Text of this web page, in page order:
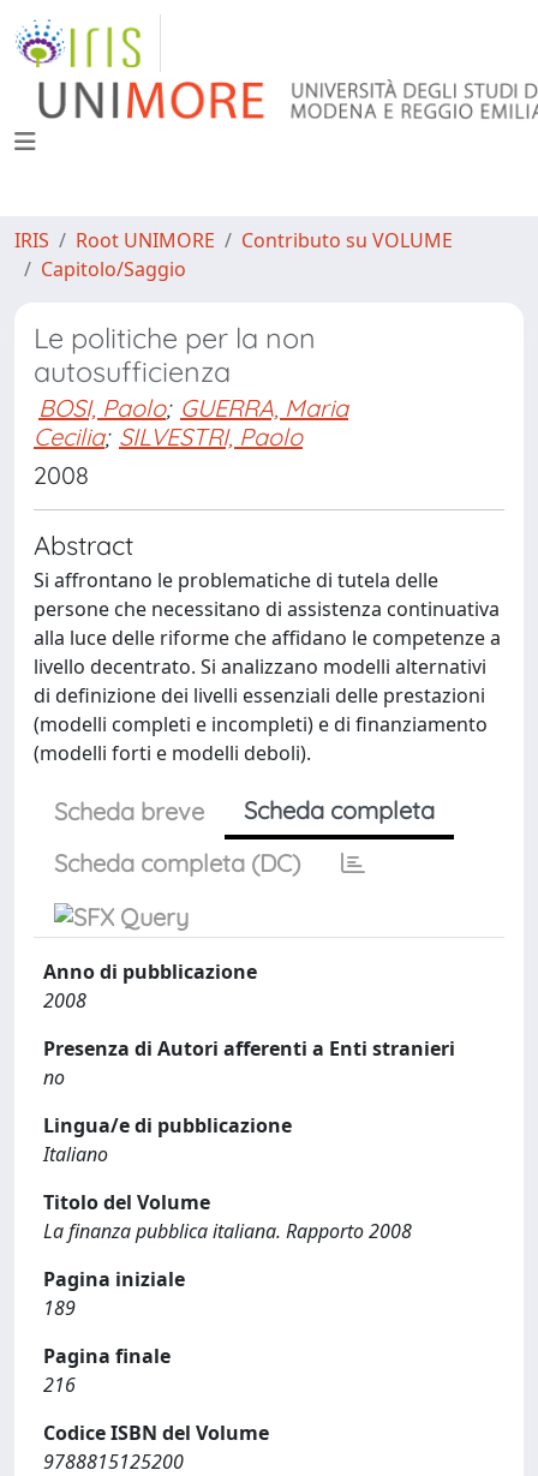
IRIS Root UNIMORE
Contributo su VOLUME
Capitolo/Saggio
Le politiche per la non
autosufficienza
BOSI, Paolo; GUERRA, Maria
Cecilia; SILVESTRI, Paolo
2008
Abstract
Si affrontano le problematiche di tutela delle
persone che necessitano di assistenza continuativa
alla luce delle riforme che affidano le competenze a
livello decentrato. Si analizzano modelli alternativi
di definizione dei livelli essenziali delle prestazioni
(modelli completi e incompleti) e di finanziamento
(modelli forti e modelli deboli).
Scheda breve
Scheda completa
Scheda completa (DC)
Anno di pubblicazione
2008
Presenza di Autori afferenti a Enti stranieri
no
Lingua/e di pubblicazione
Italiano
Titolo del Volume
La finanza pubblica italiana. Rapporto 2008
Pagina iniziale
189
Pagina finale
216
Codice ISBN del Volume
9788815125200